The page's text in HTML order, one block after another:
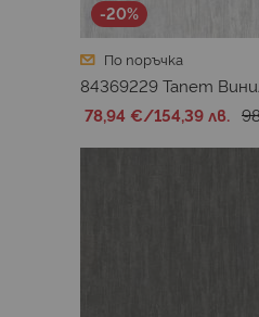
-20%
По поръчка
84369229 Тапет
78,94 €/154,39 лв.